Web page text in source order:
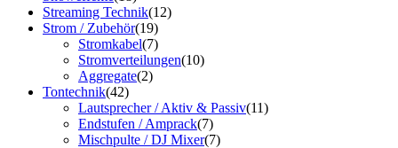
Streaming Technik(12)
Strom / Zubehör(19)
Stromkabel(7)
Stromverteilungen(10)
Aggregate(2)
Tontechnik(42)
Lautsprecher / Aktiv & Passiv(11)
Endstufen / Amprack(7)
Mischpulte / DJ Mixer(7)